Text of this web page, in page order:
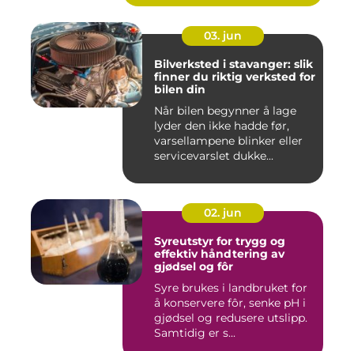
03. jun
Bilverksted i stavanger: slik
finner du riktig verksted for
bilen din
Når bilen begynner å lage
lyder den ikke hadde før,
varsellampene blinker eller
servicevarslet dukke...
02. jun
Syreutstyr for trygg og
effektiv håndtering av
gjødsel og fôr
Syre brukes i landbruket for
å konservere fôr, senke pH i
gjødsel og redusere utslipp.
Samtidig er s...